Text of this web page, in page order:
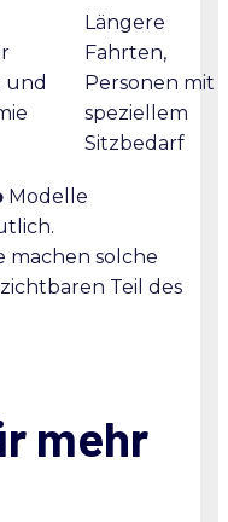
und
Längere
Fahrten,
Personen mit
speziellem
Sitzbedarf
Modelle
machen solche
Teil des
mehr